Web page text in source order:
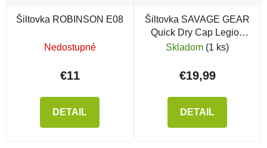
Šiltovka ROBINSON E08
Nedostupné
€11
DETAIL
Šiltovka SAVAGE GEAR
Quick Dry Cap Legion
Blue
Skladom (1 ks)
€19,99
DETAIL